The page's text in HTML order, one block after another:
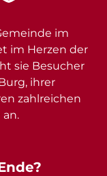
im
im Herzen der
sie Besucher
ihrer
zahlreichen